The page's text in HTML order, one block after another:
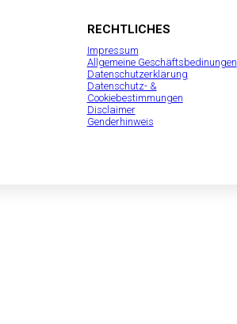
RECHTLICHES
Impressum
Allgemeine Geschäftsbedinungen
Datenschutzerklärung
Datenschutz- &
Cookiebestimmungen
Disclaimer
Genderhinweis